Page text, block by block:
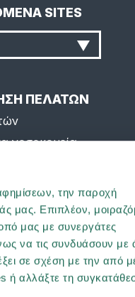
την παροχή
μας. Επιπλέον,
μας με συνεργάτες
να τις συνδυάσουν με
σε σχέση με την από
ή αλλάξτε τη
SITES
ΠΕΛΑΤΩΝ
νοσοκομεία